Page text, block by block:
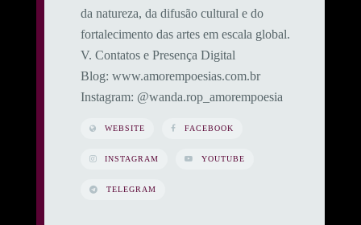
da natureza, da difusão cultural e do
fortalecimento das artes em escala global.
​V. Contatos e Presença Digital
​Blog: www.amorempoesias.com.br
​Instagram: @wanda.rop_amorempoesia
WEBSITE FACEBOOK
INSTAGRAM YOUTUBE
TELEGRAM